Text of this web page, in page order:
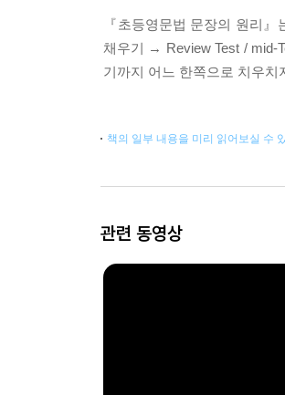
『초등영문법 문장의 원리
채우기 → Review Test / mid-
기까지 어느 한쪽으로 치우
책의 일부 내용을 미리 읽어보실 수
관련 동영상